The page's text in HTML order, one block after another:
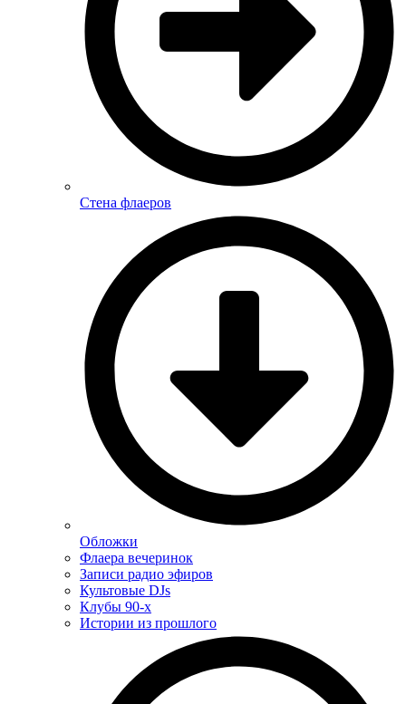
Стена флаеров
Обложки
Флаера вечеринок
Записи радио эфиров
Культовые DJs
Клубы 90-х
Истории из прошлого